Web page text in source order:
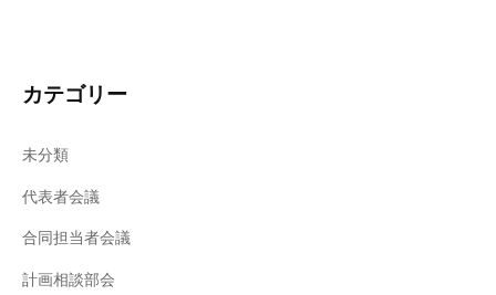
カテゴリー
未分類
代表者会議
合同担当者会議
計画相談部会